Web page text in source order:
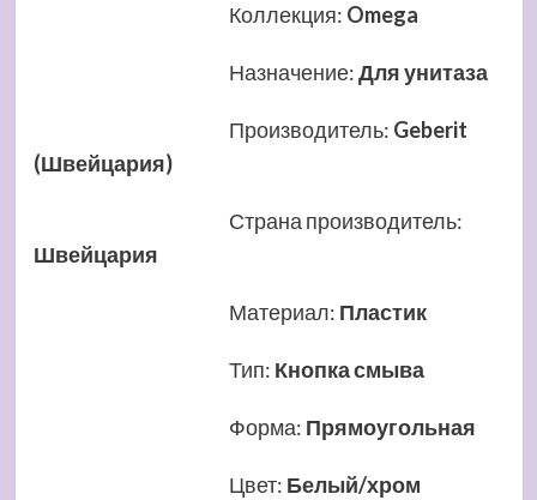
Коллекция: Omega
Назначение:Для унитаза
Производитель: Geberit
(Швейцария)
Страна производитель:
Швейцария
Материал: Пластик
Тип: Кнопка смыва
Форма: Прямоугольная
Цвет: Белый/хром